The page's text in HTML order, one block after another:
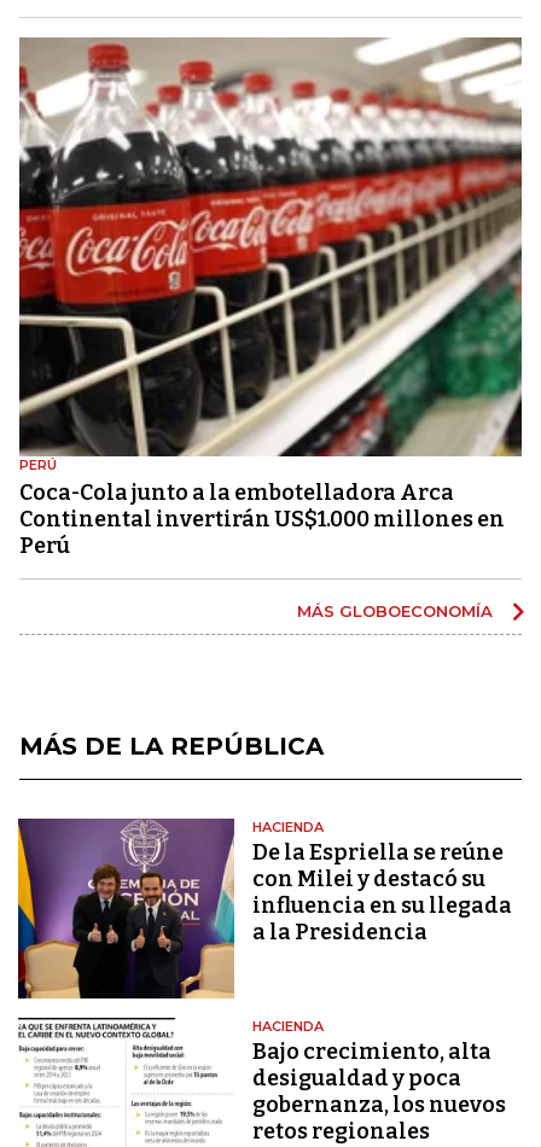
PERÚ
Coca-Cola junto a la embotelladora Arca
Continental invertirán US$1.000 millones en
Perú
MÁS GLOBOECONOMÍA
MÁS DE LA REPÚBLICA
HACIENDA
De la Espriella se reúne
con Milei y destacó su
influencia en su llegada
a la Presidencia
HACIENDA
Bajo crecimiento, alta
desigualdad y poca
gobernanza, los nuevos
retos regionales